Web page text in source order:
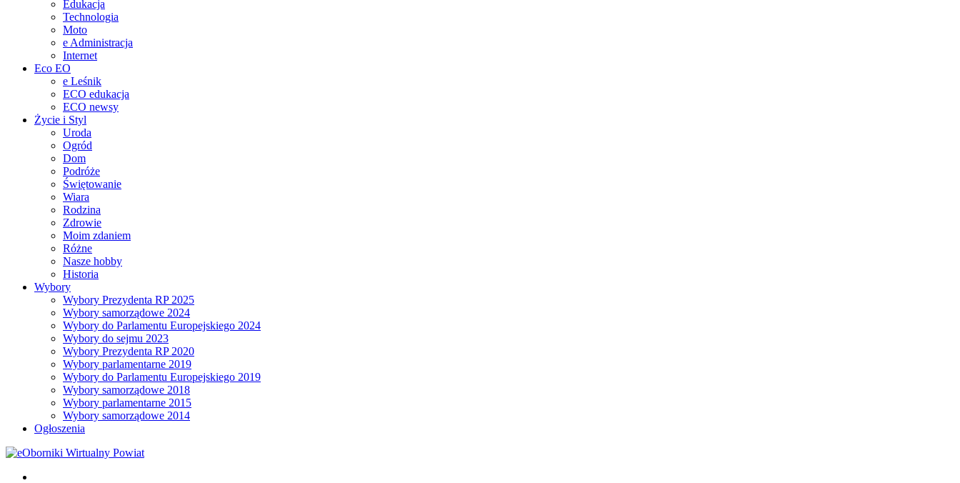
Edukacja
Technologia
Moto
e Administracja
Internet
Eco EO
e Leśnik
ECO edukacja
ECO newsy
Życie i Styl
Uroda
Ogród
Dom
Podróże
Świętowanie
Wiara
Rodzina
Zdrowie
Moim zdaniem
Różne
Nasze hobby
Historia
Wybory
Wybory Prezydenta RP 2025
Wybory samorządowe 2024
Wybory do Parlamentu Europejskiego 2024
Wybory do sejmu 2023
Wybory Prezydenta RP 2020
Wybory parlamentarne 2019
Wybory do Parlamentu Europejskiego 2019
Wybory samorządowe 2018
Wybory parlamentarne 2015
Wybory samorządowe 2014
Ogłoszenia